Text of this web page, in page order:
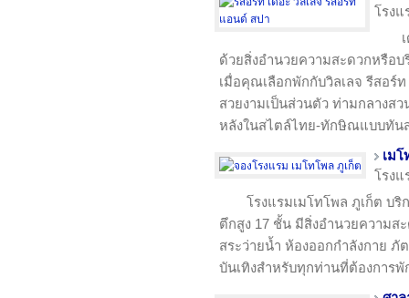
โรง
ด้วยสิ่งอำนวยความสะดวกหรือ
เมื่อคุณเลือกพักกับวิลเลจ รีสอร์
สวยงามเป็นส่วนตัว ท่ามกลางส
หลังในสไตล์ไทย-ทักษิณแบบทัน
เม
โรง
โรงแรมเมโทโพล ภูเก็ต บ
ตึกสูง 17 ชั้น มีสิ่งอำนวยความส
สระว่ายน้ำ ห้องออกกำลังกาย
บันเทิงสำหรับทุกท่านที่ต้องการ